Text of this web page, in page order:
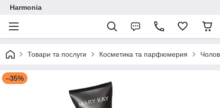
Harmonia
Товари та послуги Косметика та парфюмерия
–35%